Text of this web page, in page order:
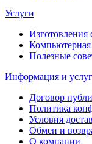
Услуги
Изготовления
Полезные
Информация и
Договор
Политика
Условия
Обмен и
О компании